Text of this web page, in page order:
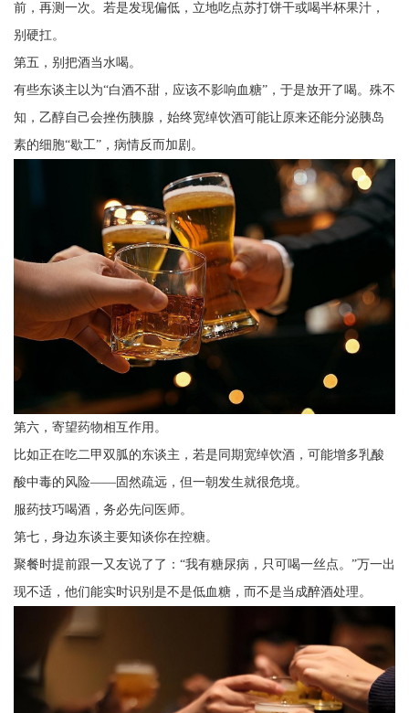
前，再测一次。若是发现偏低，立地吃点苏打饼干或喝半杯果汁，
别硬扛。
第五，别把酒当水喝。
有些东谈主以为“白酒不甜，应该不影响血糖”，于是放开了喝。殊不
知，乙醇自己会挫伤胰腺，始终宽绰饮酒可能让原来还能分泌胰岛
素的细胞“歇工”，病情反而加剧。
第六，寄望药物相互作用。
比如正在吃二甲双胍的东谈主，若是同期宽绰饮酒，可能增多乳酸
酸中毒的风险——固然疏远，但一朝发生就很危境。
服药技巧喝酒，务必先问医师。
第七，身边东谈主要知谈你在控糖。
聚餐时提前跟一又友说了了：“我有糖尿病，只可喝一丝点。”万一出
现不适，他们能实时识别是不是低血糖，而不是当成醉酒处理。